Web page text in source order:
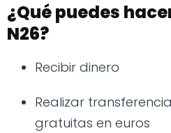
¿Qué puedes
N26?
Recibir dinero
Realizar
gratuitas en euros